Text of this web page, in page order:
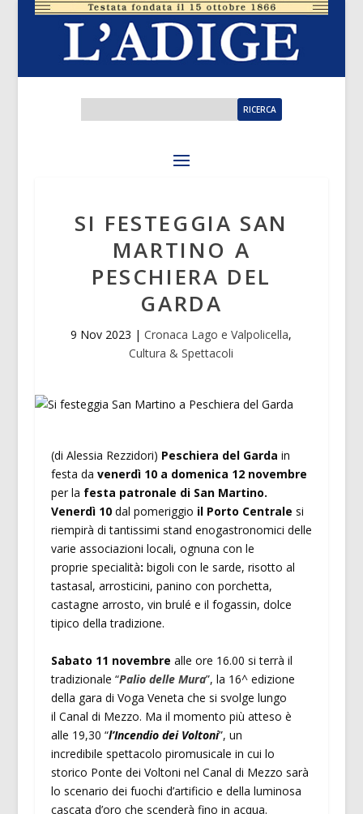
SI FESTEGGIA SAN
MARTINO A
PESCHIERA DEL
GARDA
9 Nov 2023 |Cronaca Lago e Valpolicella,
Cultura & Spettacoli
(di Alessia Rezzidori) Peschiera del Garda in
festa da venerdì 10 a domenica 12 novembre
per la festa patronale di San Martino.
Venerdì 10dal pomeriggio il Porto Centrale si
riempirà di tantissimi stand enogastronomici delle
varie associazioni locali, ognuna con le
proprie specialità: bigoli con le sarde, risotto al
tastasal, arrosticini, panino con porchetta,
castagne arrosto, vin brulé e il fogassin, dolce
tipico della tradizione.
Sabato 11 novembre alle ore 16.00 si terrà il
tradizionale “Palio delle Mura”, la 16^ edizione
della gara di Voga Veneta che si svolge lungo
il Canal di Mezzo. Ma il momento più atteso è
alle 19,30 “l’Incendio dei Voltoni”, un
incredibile spettacolo piromusicale in cui lo
storico Ponte dei Voltoni nel Canal di Mezzo sarà
lo scenario dei fuochi d’artificio e della luminosa
cascata d’oro che scenderà fino in acqua.